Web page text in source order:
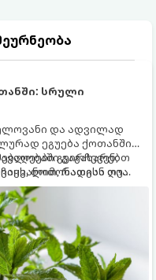
სრული
და ადვილად
ეგუება ქოთანში
გვირჩევენ,
რადგან ღია
ძალიან
ავიწროებს.
გაგახარებთ
ლიმონათისა თუ